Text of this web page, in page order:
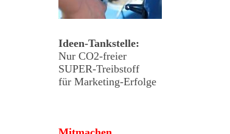
Ideen-Tankstelle:
Nur CO2-freier
SUPER-Treibstoff
für Marketing-Erfolge